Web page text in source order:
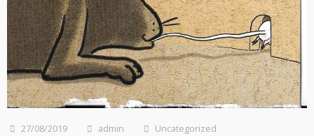
27/08/2019 admin
Uncategorized